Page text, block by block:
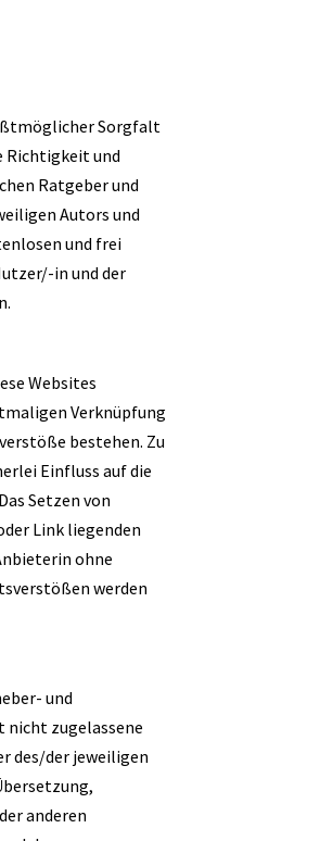
Sorgfalt
Richtigkeit und
Ratgeber und
Autors und
und frei
in und der
Websites
Verknüpfung
bestehen. Zu
Einfluss auf die
Setzen von
Link liegenden
ohne
werden
und
nicht zugelassene
des/der jeweiligen
anderen